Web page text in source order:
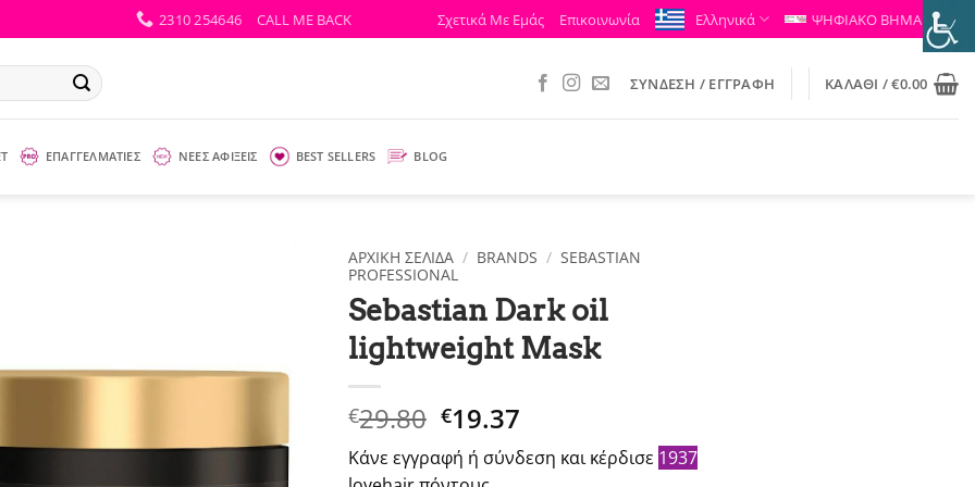
2310 254646 CALL ME BACK Σχετικά Με Εμάς Επικοινωνία Ελληνικά ΨΗΦΙΑΚΟ ΒΗΜΑ
ΣΎΝΔΕΣΗ / ΕΓΓΡΑΦΉ ΚΑΛΆΘΙ /€0.00
ΕΠΑΓΓΕΛΜΑΤΙΕΣ ΝΕΕΣ ΑΦΙΞΕΙΣ BEST SELLERS BLOG
ΑΡΧΙΚΉ ΣΕΛΊΔΑ / BRANDS / SEBASTIAN
PROFESSIONAL
Sebastian Dark oil
lightweight Mask
€29.80 Original
price
was:
€19.37
τρέχουσα
τιμή
Κάνε εγγραφή ή σύνδεση και κέρδισε 1937